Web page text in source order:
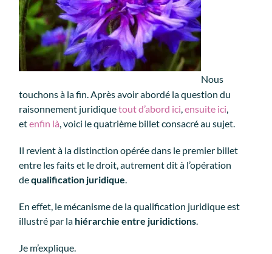
Nous
touchons à la fin. Après avoir abordé la question du
raisonnement juridiquetout d’abord ici ,ensuite ici
etenfin là , voici le quatrième billet consacré au sujet.
Il revient à la distinction opérée dans le premier billet
entre les faits et le droit, autrement dit à l’opération
dequalification juridique
En effet, le mécanisme de la qualification juridique est
illustré par la hiérarchie entre juridictions
Je m’explique.